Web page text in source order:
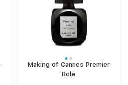
Making of Cannes Premier
Role